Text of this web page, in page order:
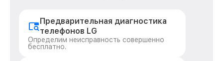
Предварительная диагностика
телефонов LG
Определим неисправность совершенно
бесплатно.